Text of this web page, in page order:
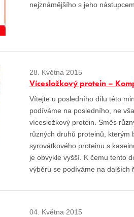
nejznámějšího s jeho nástupcem.
28. Května 2015
Vícesložkový protein –
Vítejte u posledního dílu této
podíváme na posledního, ne
vícesložkový protein. Směs
různých druhů proteinů, kterým
syrovátkového proteinu s
je obvykle vyšší. K čemu tento
výběru se podíváme na dalších
04. Května 2015